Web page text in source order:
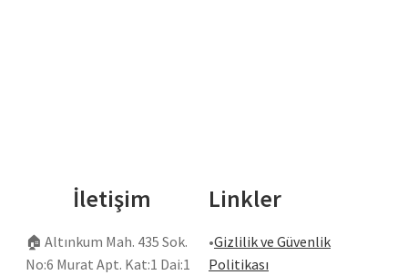
İletişim
🏠 Altınkum Mah. 435 Sok.
No:6 Murat Apt. Kat:1 Dai:1
Linkler
•Gizlilik ve Güvenlik
Politikası